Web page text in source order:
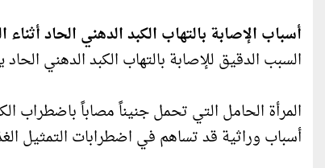
أسباب الإصابة بالتهاب الكبد الدهني الحاد أثناء
السبب الدقيق للإصابة بالتهاب الكبد الدهني
المرأة الحامل التي تحمل جنيناً مصاباً باضطراب
أسباب وراثية قد تساهم في اضطرابات التمثيل